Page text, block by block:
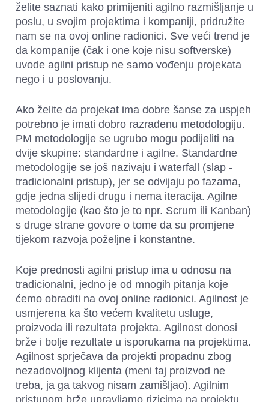
želite saznati kako primijeniti agilno razmišljanje u
poslu, u svojim projektima i kompaniji, pridružite
nam se na ovoj online radionici. Sve veći trend je
da kompanije (čak i one koje nisu softverske)
uvode agilni pristup ne samo vođenju projekata
nego i u poslovanju.
Ako želite da projekat ima dobre šanse za uspjeh
potrebno je imati dobro razrađenu metodologiju.
PM metodologije se ugrubo mogu podijeliti na
dvije skupine: standardne i agilne. Standardne
metodologije se još nazivaju i waterfall (slap -
tradicionalni pristup), jer se odvijaju po fazama,
gdje jedna slijedi drugu i nema iteracija. Agilne
metodologije (kao što je to npr. Scrum ili Kanban)
s druge strane govore o tome da su promjene
tijekom razvoja poželjne i konstantne.
Koje prednosti agilni pristup ima u odnosu na
tradicionalni, jedno je od mnogih pitanja koje
ćemo obraditi na ovoj online radionici. Agilnost je
usmjerena ka što većem kvalitetu usluge,
proizvoda ili rezultata projekta. Agilnost donosi
brže i bolje rezultate u isporukama na projektima.
Agilnost sprječava da projekti propadnu zbog
nezadovoljnog klijenta (meni taj proizvod ne
treba, ja ga takvog nisam zamišljao). Agilnim
pristupom brže upravljamo rizicima na projektu,